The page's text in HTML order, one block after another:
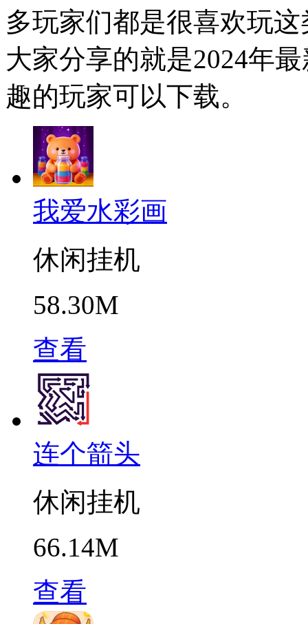
多玩家们都是很喜欢玩
大家分享的就是2024年
趣的玩家可以下载。
我爱水彩画
休闲挂机
58.30M
查看
连个箭头
休闲挂机
66.14M
查看